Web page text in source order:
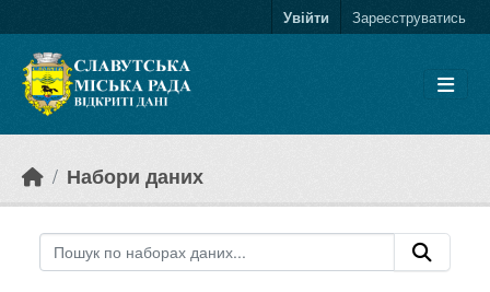
Увійти Зареєструватись
Набори даних